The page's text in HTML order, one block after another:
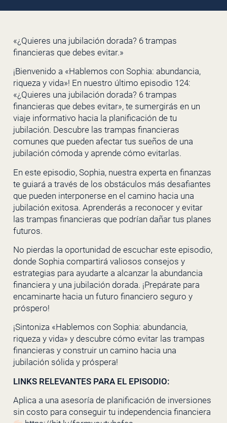
«¿Quieres una jubilación dorada? 6 trampas
financieras que debes evitar.»
¡Bienvenido a «Hablemos con Sophia: abundancia,
riqueza y vida»! En nuestro último episodio 124:
«¿Quieres una jubilación dorada? 6 trampas
financieras que debes evitar», te sumergirás en un
viaje informativo hacia la planificación de tu
jubilación. Descubre las trampas financieras
comunes que pueden afectar tus sueños de una
jubilación cómoda y aprende cómo evitarlas.
En este episodio, Sophia, nuestra experta en finanzas
te guiará a través de los obstáculos más desafiantes
que pueden interponerse en el camino hacia una
jubilación exitosa. Aprenderás a reconocer y evitar
las trampas financieras que podrían dañar tus planes
futuros.
No pierdas la oportunidad de escuchar este episodio,
donde Sophia compartirá valiosos consejos y
estrategias para ayudarte a alcanzar la abundancia
financiera y una jubilación dorada. ¡Prepárate para
encaminarte hacia un futuro financiero seguro y
próspero!
¡Sintoniza «Hablemos con Sophia: abundancia,
riqueza y vida» y descubre cómo evitar las trampas
financieras y construir un camino hacia una
jubilación sólida y próspera!
LINKS RELEVANTES PARA EL EPISODIO:
Aplica a una asesoría de planificación de inversiones
sin costo para conseguir tu independencia financiera